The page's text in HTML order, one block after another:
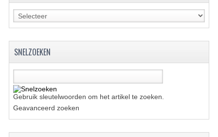
GEREEDSCHAP
BASHAN 300S-18
BASHAN 300S-A
BASHAN 400S
ONDERHOUD PRODUCTEN BASHAN QUAD
SHINERAY ONDERDELEN
SNELZOEKEN
Gebruik sleutelwoorden om het artikel te zoeken.
Geavanceerd zoeken